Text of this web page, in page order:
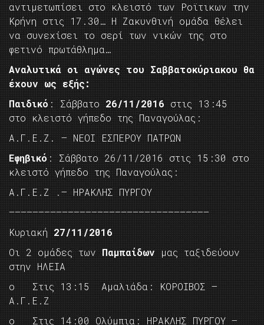
αντιμετωπίσει στο κλειστό των Ροϊτικων την
Κρήνη στις 17.30… Η Ζακυνθινή ομάδα θέλει
να συνεχίσει το σερί των νικών της στο
φετινό πρωτάθλημα…
Αναλυτικά οι αγώνες του Σαββατοκύριακου θα
έχουν ως εξής:
Παιδικό : Σάββατο 26/11/2016 στις 13:45
στο κλειστό γήπεδο της Παναγούλας:
Α.Γ.Ε.Ζ. – ΝΕΟΙ ΕΣΠΕΡΟΥ ΠΑΤΡΩΝ
Εφηβικό : Σάββατο 26/11/2016 στις 15:30 στο
κλειστό γήπεδο της Παναγούλας:
Α.Γ.Ε.Ζ .– ΗΡΑΚΛΗΣ ΠΥΡΓΟΥ
—————————————————————————————————–
Κυριακή 27/11/2016
Οι 2 ομάδες των Παμπαίδων
μας ταξιδεύουν
στην ΗΛΕΙΑ
o Στις 13:15 Αμαλιάδα: ΚΟΡΟΙΒΟΣ –
Α.Γ.Ε.Ζ
o Στις 14:00 Ολύμπια: ΗΡΑΚΛΗΣ ΠΥΡΓΟΥ –